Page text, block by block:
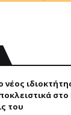
νέος
του